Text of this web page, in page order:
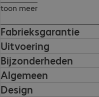
toon meer
Fabrieksgarantie
Uitvoering
Bijzonderheden
Algemeen
Design